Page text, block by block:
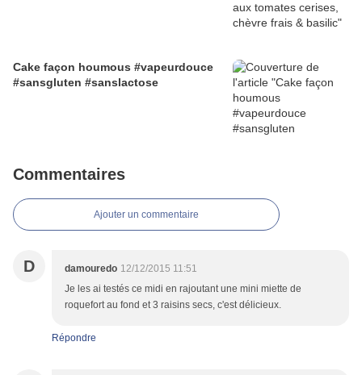
Cake façon houmous #vapeurdouce
#sansgluten #sanslactose
Commentaires
Ajouter un commentaire
D damouredo 12/12/2015 11:51
Je les ai testés ce midi en rajoutant une mini miette de
roquefort au fond et 3 raisins secs, c'est délicieux.
Répondre